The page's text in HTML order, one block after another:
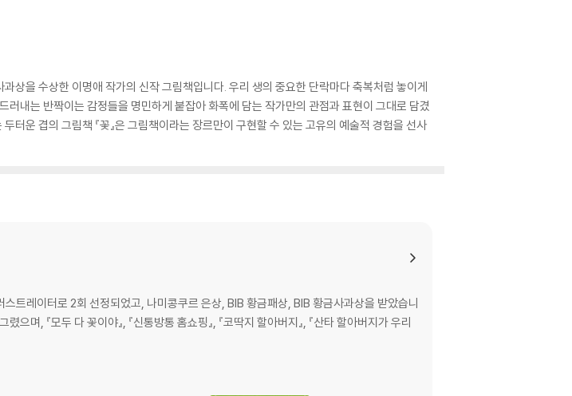
상을 수상한 이명애 작가의 신작 그림책입니다. 우리 생의 중요한 단락마다 축복처럼 놓이게
러내는 반짝이는 감정들을 명민하게 붙잡아 화폭에 담는 작가만의 관점과 표현이 그대로 담겼
운 겹의 그림책 『꽃』은 그림책이라는 장르만이 구현할 수 있는 고유의 예술적 경험을 선사
트레이터로 2회 선정되었고, 나미콩쿠르 은상, BIB 황금패상, BIB 황금사과상을 받았습니
렸으며, 『모두 다 꽃이야』, 『신통방통 홈쇼핑』, 『코딱지 할아버지』, 『산타 할아버지가 우리